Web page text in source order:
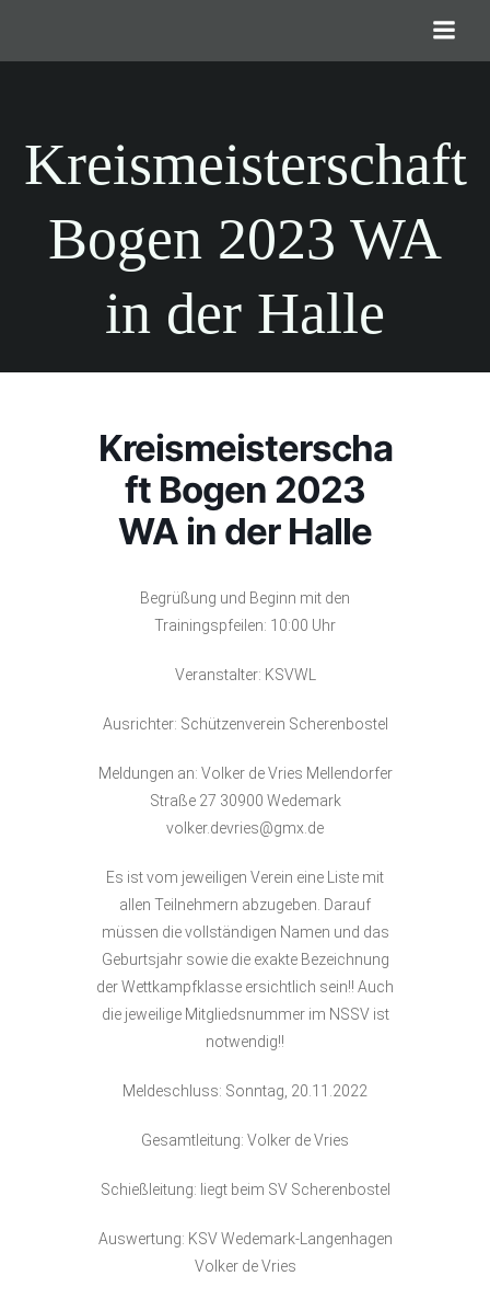
springen
Kreismeisterschaft
Bogen 2023 WA
in der Halle
Kreismeisterscha
ft Bogen 2023
WA in der Halle
Begrüßung und Beginn mit den
Trainingspfeilen: 10:00 Uhr
Veranstalter: KSVWL
Ausrichter: Schützenverein Scherenbostel
Meldungen an: Volker de Vries Mellendorfer
Straße 27 30900 Wedemark
volker.devries@gmx.de
Es ist vom jeweiligen Verein eine Liste mit
allen Teilnehmern abzugeben. Darauf
müssen die vollständigen Namen und das
Geburtsjahr sowie die exakte Bezeichnung
der Wettkampfklasse ersichtlich sein!! Auch
die jeweilige Mitgliedsnummer im NSSV ist
notwendig!!
Meldeschluss: Sonntag, 20.11.2022
Gesamtleitung: Volker de Vries
Schießleitung: liegt beim SV Scherenbostel
Auswertung: KSV Wedemark-Langenhagen
Volker de Vries